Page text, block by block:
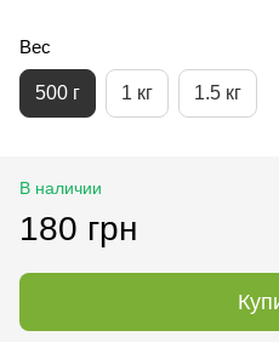
Вес
500 г 1 кг 1.5 кг
В наличии
180 грн